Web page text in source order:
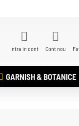
Intra in cont Cont nou
GARNISH & BOTANICE